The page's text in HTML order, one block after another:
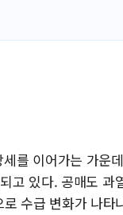
를 이어가는 가운
고 있다. 공매도 과
수급 변화가 나타